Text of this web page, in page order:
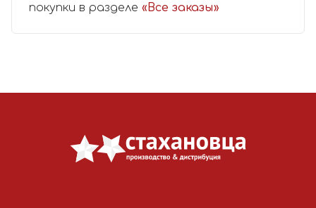
покупки в разделе «Все заказы»